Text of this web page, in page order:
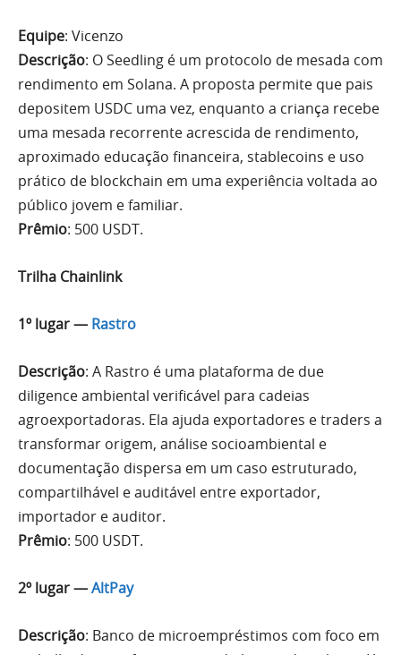
Equipe: Vicenzo
Descrição: O Seedling é um protocolo de mesada com
rendimento em Solana. A proposta permite que pais
depositem USDC uma vez, enquanto a criança recebe
uma mesada recorrente acrescida de rendimento,
aproximado educação financeira, stablecoins e uso
prático de blockchain em uma experiência voltada ao
público jovem e familiar.
Prêmio: 500 USDT.
Trilha Chainlink
1º lugar — Rastro
Descrição: A Rastro é uma plataforma de due
diligence ambiental verificável para cadeias
agroexportadoras. Ela ajuda exportadores e traders a
transformar origem, análise socioambiental e
documentação dispersa em um caso estruturado,
compartilhável e auditável entre exportador,
importador e auditor.
Prêmio: 500 USDT.
2º lugar —AltPay
Descrição: Banco de microempréstimos com foco em